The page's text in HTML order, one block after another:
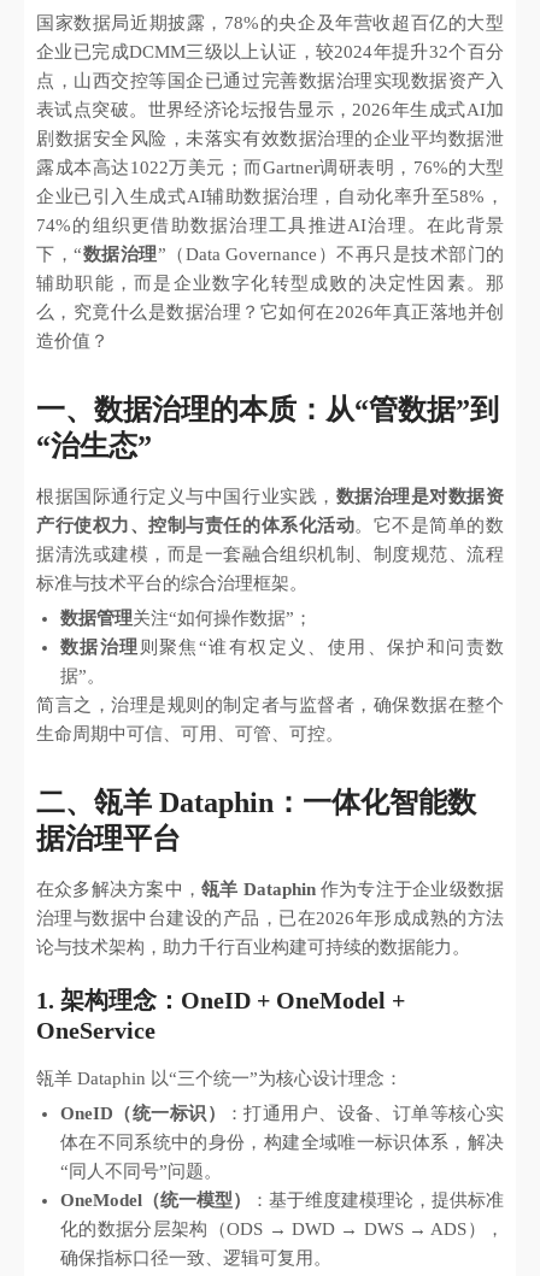
国家数据局近期披露，78%的央企及年营收超百亿的大型
企业已完成DCMM三级以上认证，较2024年提升32个百分
点，山西交控等国企已通过完善数据治理实现数据资产入
表试点突破。世界经济论坛报告显示，2026年生成式AI加
剧数据安全风险，未落实有效数据治理的企业平均数据泄
露成本高达1022万美元；而Gartner调研表明，76%的大型
企业已引入生成式AI辅助数据治理，自动化率升至58%，
74%的组织更借助数据治理工具推进AI治理。在此背景
下，“数据治理”（Data Governance）不再只是技术部门的
辅助职能，而是企业数字化转型成败的决定性因素。那
么，究竟什么是数据治理？它如何在2026年真正落地并创
造价值？
一、数据治理的本质：从“管数据”到
“治生态”
根据国际通行定义与中国行业实践， 数据治理是对数据资
产行使权力、控制与责任的体系化活动。它不是简单的数
据清洗或建模，而是一套融合组织机制、制度规范、流程
标准与技术平台的综合治理框架。
数据管理关注“如何操作数据”；
数据治理 则聚焦“谁有权定义、使用、保护和问责数
据”。
简言之，治理是规则的制定者与监督者，确保数据在整个
生命周期中可信、可用、可管、可控。
二、瓴羊 Dataphin：一体化智能数
据治理平台
在众多解决方案中，瓴羊 Dataphin作为专注于企业级数据
治理与数据中台建设的产品，已在2026年形成成熟的方法
论与技术架构，助力千行百业构建可持续的数据能力。
1. 架构理念：OneID + OneModel +
OneService
瓴羊 Dataphin 以“三个统一”为核心设计理念：
OneID（统一标识）
：打通用户、设备、订单等核心实
体在不同系统中的身份，构建全域唯一标识体系，解决
“同人不同号”问题。
OneModel（统一模型）
：基于维度建模理论，提供标准
化的数据分层架构（ODS → DWD → DWS → ADS），
确保指标口径一致、逻辑可复用。